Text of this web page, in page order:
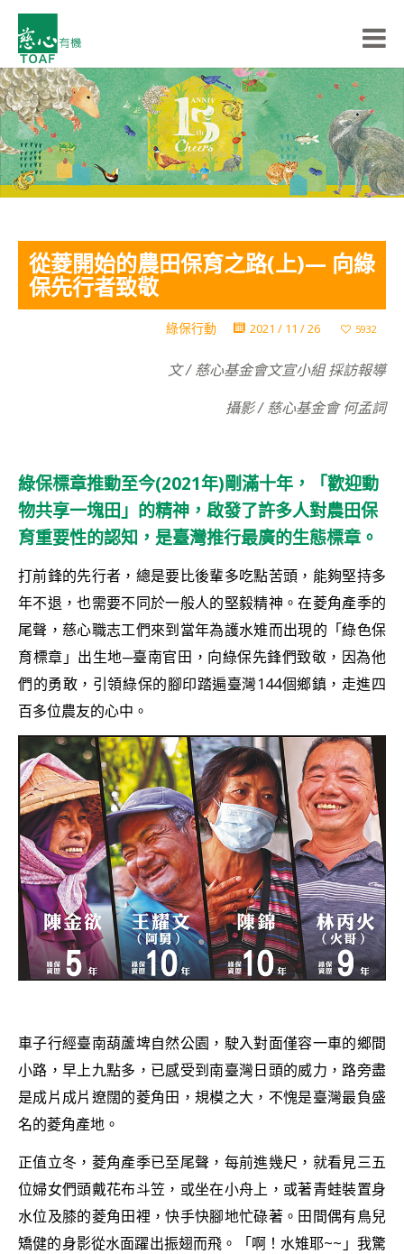
從菱開始的農田保育之路(上)— 向綠
保先行者致敬
綠保行動 2021 / 11 / 26 5932
文 / 慈心基金會文宣小組 採訪報導
攝影 / 慈心基金會 何孟詞
綠保標章推動至今(2021年)剛滿十年，「歡迎動
物共享一塊田」的精神，啟發了許多人對農田保
育重要性的認知，是臺灣推行最廣的生態標章。
打前鋒的先行者，總是要比後輩多吃點苦頭，能夠堅持多
年不退，也需要不同於一般人的堅毅精神。在菱角產季的
尾聲，慈心職志工們來到當年為護水雉而出現的「綠色保
育標章」出生地─臺南官田，向綠保先鋒們致敬，因為他
們的勇敢，引領綠保的腳印踏遍臺灣144個鄉鎮，走進四
百多位農友的心中。
車子行經臺南葫蘆埤自然公園，駛入對面僅容一車的鄉間
小路，早上九點多，已感受到南臺灣日頭的威力，路旁盡
是成片成片遼闊的菱角田，規模之大，不愧是臺灣最負盛
名的菱角產地。
正值立冬，菱角產季已至尾聲，每前進幾尺，就看見三五
位婦女們頭戴花布斗笠，或坐在小舟上，或著青蛙裝置身
水位及膝的菱角田裡，快手快腳地忙碌著。田間偶有鳥兒
矯健的身影從水面躍出振翅而飛。「啊！水雉耶~~」我驚